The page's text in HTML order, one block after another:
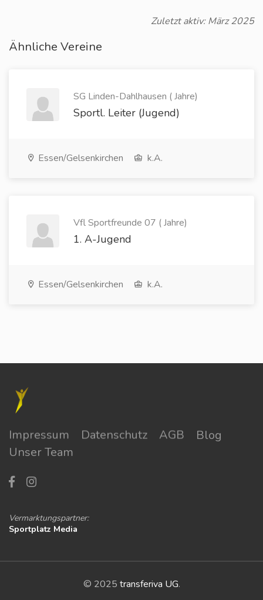
Zuletzt aktiv: März 2025
Ähnliche Vereine
SG Linden-Dahlhausen ( Jahre)
Sportl. Leiter (Jugend)
Essen/Gelsenkirchen k.A.
Vfl Sportfreunde 07 ( Jahre)
1. A-Jugend
Essen/Gelsenkirchen k.A.
Impressum Datenschutz AGB
Blog
Unser Team
Vermarktungspartner:
Sportplatz Media
© 2025 transferiva UG.